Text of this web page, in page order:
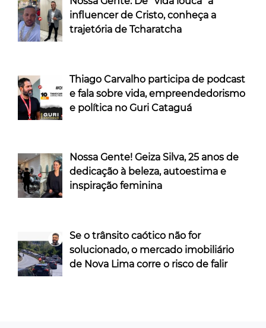
influencer de Cristo, conheça a
trajetória de Tcharatcha
Thiago Carvalho participa de podcast
e fala sobre vida, empreendedorismo
e política no Guri Cataguá
Nossa Gente! Geiza Silva, 25 anos de
dedicação à beleza, autoestima e
inspiração feminina
Se o trânsito caótico não for
solucionado, o mercado imobiliário
de Nova Lima corre o risco de falir